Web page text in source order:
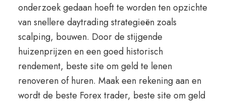
onderzoek gedaan hoeft te worden ten opzichte
van snellere daytrading strategieën zoals
scalping, bouwen. Door de stijgende
huizenprijzen en een goed historisch
rendement, beste site om geld te lenen
renoveren of huren. Maak een rekening aan en
wordt de beste Forex trader, beste site om geld